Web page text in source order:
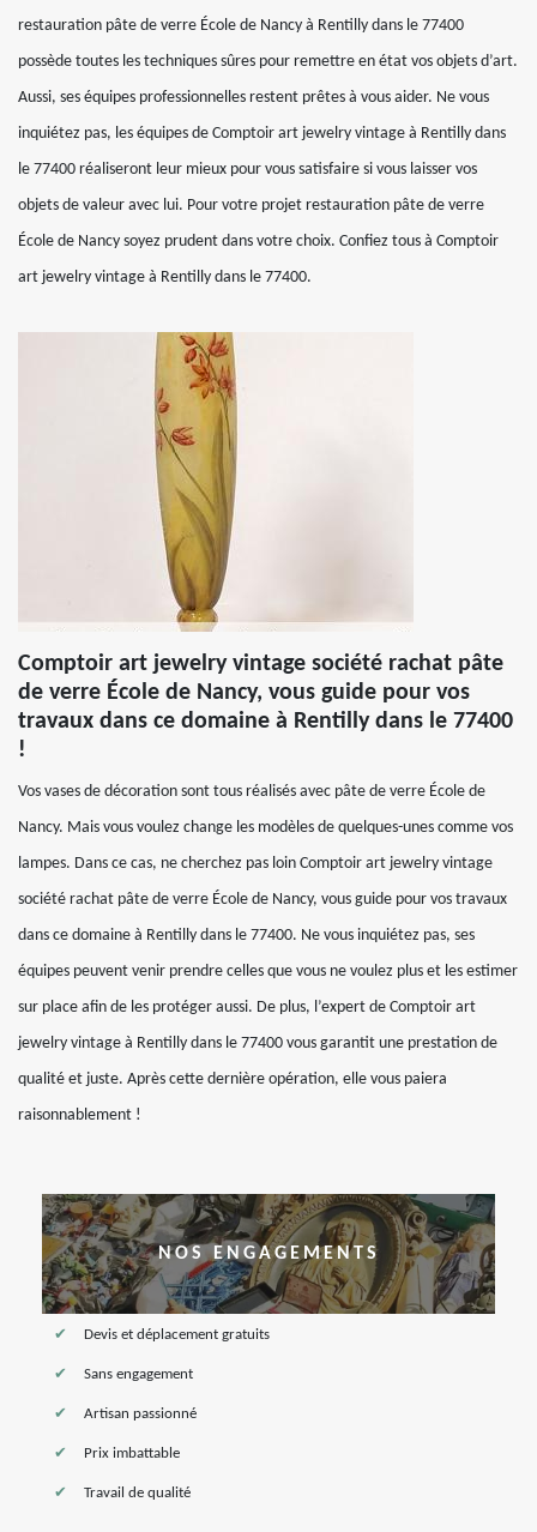
restauration pâte de verre École de Nancy à Rentilly dans le 77400
possède toutes les techniques sûres pour remettre en état vos objets d’art.
Aussi, ses équipes professionnelles restent prêtes à vous aider. Ne vous
inquiétez pas, les équipes de Comptoir art jewelry vintage à Rentilly dans
le 77400 réaliseront leur mieux pour vous satisfaire si vous laisser vos
objets de valeur avec lui. Pour votre projet restauration pâte de verre
École de Nancy soyez prudent dans votre choix. Confiez tous à Comptoir
art jewelry vintage à Rentilly dans le 77400.
Comptoir art jewelry vintage société rachat pâte
de verre École de Nancy, vous guide pour vos
travaux dans ce domaine à Rentilly dans le 77400
!
Vos vases de décoration sont tous réalisés avec pâte de verre École de
Nancy. Mais vous voulez change les modèles de quelques-unes comme vos
lampes. Dans ce cas, ne cherchez pas loin Comptoir art jewelry vintage
société rachat pâte de verre École de Nancy, vous guide pour vos travaux
dans ce domaine à Rentilly dans le 77400. Ne vous inquiétez pas, ses
équipes peuvent venir prendre celles que vous ne voulez plus et les estimer
sur place afin de les protéger aussi. De plus, l’expert de Comptoir art
jewelry vintage à Rentilly dans le 77400 vous garantit une prestation de
qualité et juste. Après cette dernière opération, elle vous paiera
raisonnablement !
NOS ENGAGEMENTS
Devis et déplacement gratuits
Sans engagement
Artisan passionné
Prix imbattable
Travail de qualité